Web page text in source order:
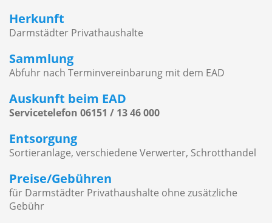
Herkunft
Darmstädter Privathaushalte
Sammlung
Abfuhr nach Terminvereinbarung mit dem EAD
Auskunft beim EAD
Servicetelefon 06151 / 13 46 000
Entsorgung
Sortieranlage, verschiedene Verwerter, Schrotthandel
Preise/Gebühren
für Darmstädter Privathaushalte ohne zusätzliche
Gebühr